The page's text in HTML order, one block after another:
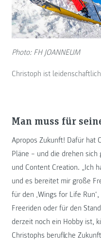
Photo: FH JOANNEUM
Christoph ist
Man muss für
Apropos Zukunft! Dafür hat
Pläne – und die drehen
und Content Creation. „Ich
und es bereitet mir große
für den ‚Wings for Life
Freeriden oder für den
derzeit noch ein Hobby ist,
Christophs berufliche